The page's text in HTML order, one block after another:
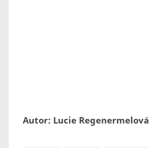
Autor: Lucie Regenermelová